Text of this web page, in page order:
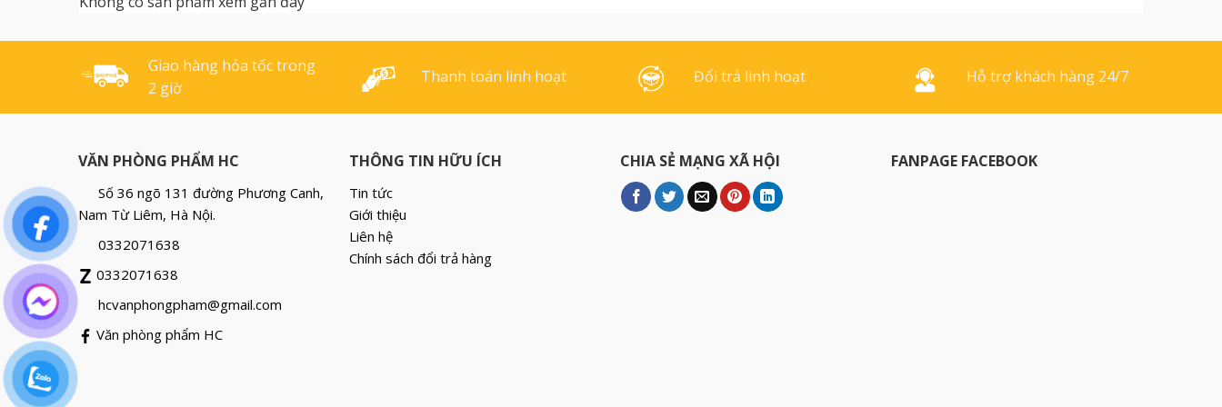
cứng cáp và có độ bền cao
Giao hàng hỏa tốc trong
2 giờ
Thanh toán linh hoạt Đổi trả linh hoạt Hỗ trợ khách hàng 24/7
VĂN PHÒNG PHẨM HC
Số 36 ngõ 131 đường Phương Canh,
Nam Từ Liêm, Hà Nội.
0332071638
0332071638
hcvanphongpham@gmail.com
Văn phòng phẩm HC
THÔNG TIN HỮU ÍCH
Tin tức
Giới thiệu
Liên hệ
Chính sách đổi trả hàng
CHIA SẺ MẠNG XÃ HỘI FANPAGE FACEBOOK